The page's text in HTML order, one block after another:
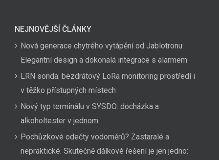
NEJNOVĚJŠÍ ČLÁNKY
Nová generace chytrého vytápění od Jablotronu:
Elegantní design a dokonalá integrace s alarmem
LRN sonda: bezdrátový LoRa monitoring prostředí i
v těžko přístupných místech
Nový typ terminálu v SYSDO: docházka a
alkoholtester v jednom
Pochůzkové odečty vodoměrů? Zastaralé a
nepraktické. Skutečně dálkové řešení je jen jedno: